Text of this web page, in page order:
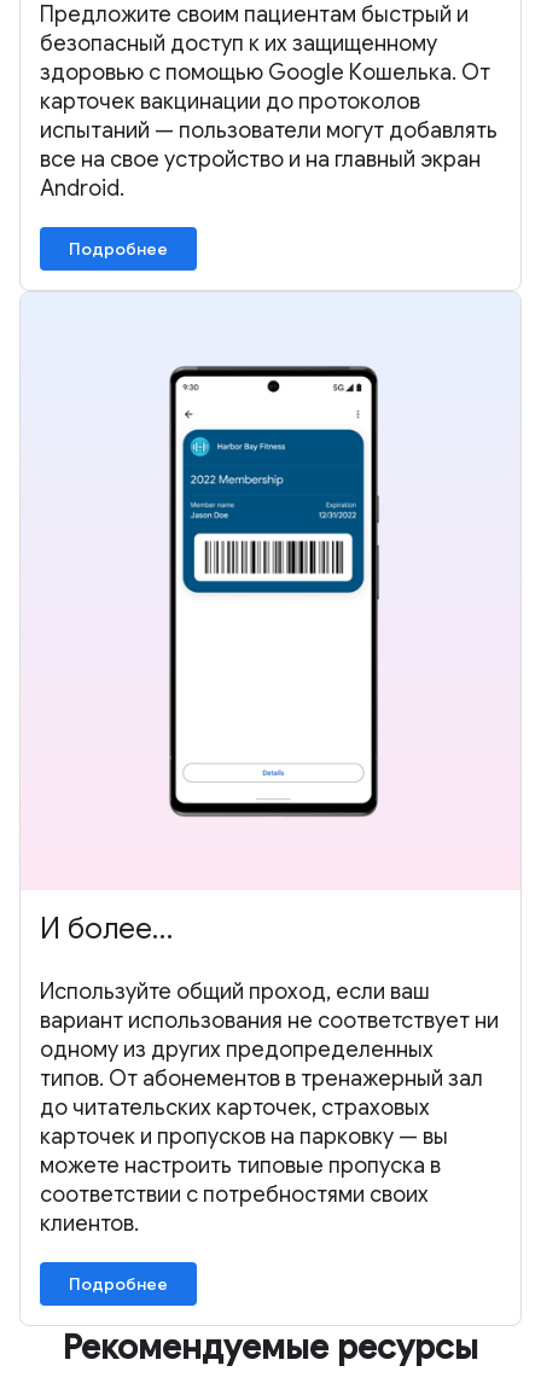
Предложите своим пациентам быстрый и
безопасный доступ к их защищенному
здоровью с помощью Google Кошелька. От
карточек вакцинации до протоколов
испытаний — пользователи могут добавлять
все на свое устройство и на главный экран
Android.
Подробнее
И более…
Используйте общий проход, если ваш
вариант использования не соответствует ни
одному из других предопределенных
типов. От абонементов в тренажерный зал
до читательских карточек, страховых
карточек и пропусков на парковку — вы
можете настроить типовые пропуска в
соответствии с потребностями своих
клиентов.
Подробнее
Рекомендуемые ресурсы